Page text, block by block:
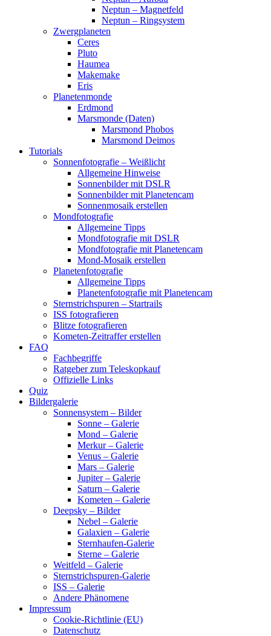
Neptun – Magnetfeld
Neptun – Ringsystem
Zwergplaneten
Ceres
Pluto
Haumea
Makemake
Eris
Planetenmonde
Erdmond
Marsmonde (Daten)
Marsmond Phobos
Marsmond Deimos
Tutorials
Sonnenfotografie – Weißlicht
Allgemeine Hinweise
Sonnenbilder mit DSLR
Sonnenbilder mit Planetencam
Sonnenmosaik erstellen
Mondfotografie
Allgemeine Tipps
Mondfotografie mit DSLR
Mondfotografie mit Planetencam
Mond-Mosaik erstellen
Planetenfotografie
Allgemeine Tipps
Planetenfotografie mit Planetencam
Sternstrichspuren – Startrails
ISS fotografieren
Blitze fotografieren
Kometen-Zeitraffer erstellen
FAQ
Fachbegriffe
Ratgeber zum Teleskopkauf
Offizielle Links
Quiz
Bildergalerie
Sonnensystem – Bilder
Sonne – Galerie
Mond – Galerie
Merkur – Galerie
Venus – Galerie
Mars – Galerie
Jupiter – Galerie
Saturn – Galerie
Kometen – Galerie
Deepsky – Bilder
Nebel – Galerie
Galaxien – Galerie
Sternhaufen-Galerie
Sterne – Galerie
Weitfeld – Galerie
Sternstrichspuren-Galerie
ISS – Galerie
Andere Phänomene
Impressum
Cookie-Richtlinie (EU)
Datenschutz